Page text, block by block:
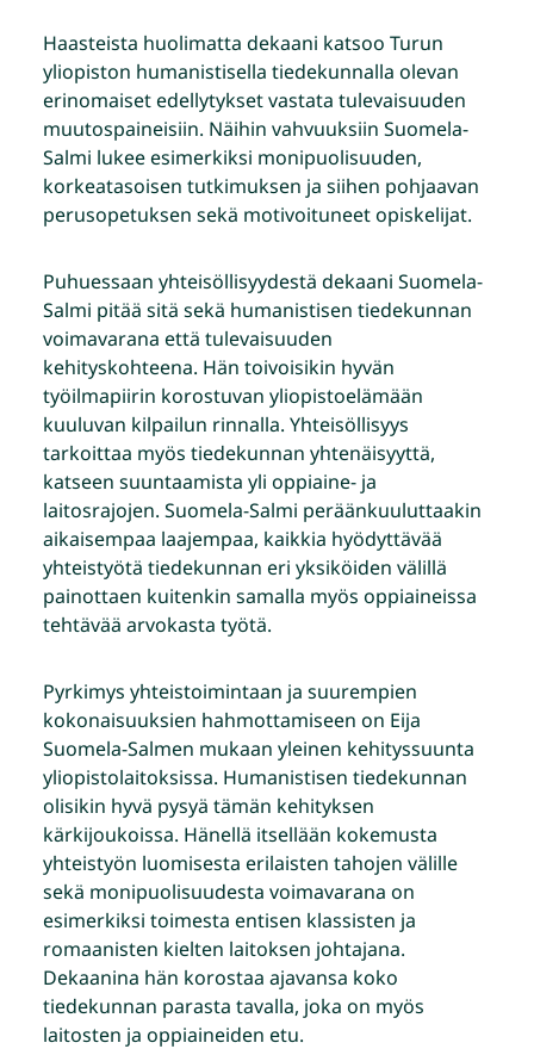
Haasteista huolimatta dekaani katsoo Turun
yliopiston humanistisella tiedekunnalla olevan
erinomaiset edellytykset vastata tulevaisuuden
muutospaineisiin. Näihin vahvuuksiin Suomela-
Salmi lukee esimerkiksi monipuolisuuden,
korkeatasoisen tutkimuksen ja siihen pohjaavan
perusopetuksen sekä motivoituneet opiskelijat.
Puhuessaan yhteisöllisyydestä dekaani Suomela-
Salmi pitää sitä sekä humanistisen tiedekunnan
voimavarana että tulevaisuuden
kehityskohteena. Hän toivoisikin hyvän
työilmapiirin korostuvan yliopistoelämään
kuuluvan kilpailun rinnalla. Yhteisöllisyys
tarkoittaa myös tiedekunnan yhtenäisyyttä,
katseen suuntaamista yli oppiaine- ja
laitosrajojen. Suomela-Salmi peräänkuuluttaakin
aikaisempaa laajempaa, kaikkia hyödyttävää
yhteistyötä tiedekunnan eri yksiköiden välillä
painottaen kuitenkin samalla myös oppiaineissa
tehtävää arvokasta työtä.
Pyrkimys yhteistoimintaan ja suurempien
kokonaisuuksien hahmottamiseen on Eija
Suomela-Salmen mukaan yleinen kehityssuunta
yliopistolaitoksissa. Humanistisen tiedekunnan
olisikin hyvä pysyä tämän kehityksen
kärkijoukoissa. Hänellä itsellään kokemusta
yhteistyön luomisesta erilaisten tahojen välille
sekä monipuolisuudesta voimavarana on
esimerkiksi toimesta entisen klassisten ja
romaanisten kielten laitoksen johtajana.
Dekaanina hän korostaa ajavansa koko
tiedekunnan parasta tavalla, joka on myös
laitosten ja oppiaineiden etu.